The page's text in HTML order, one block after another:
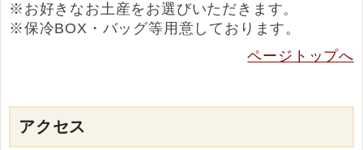
※お好きなお土産をお選びいただきます。
※保冷BOX・バッグ等用意しております。
ページトップへ
アクセス